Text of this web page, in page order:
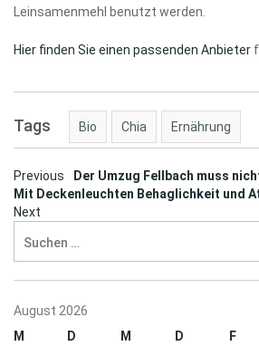
Leinsamenmehl benutzt werden.
Hier finden Sie einen passenden Anbieter
Tags Bio Chia Ernährung
Post
navigation
Previous
Der Umzug Fellbach muss
Mit Deckenleuchten Behaglichkeit und
Next
nach:
August 2026
M
D M D F